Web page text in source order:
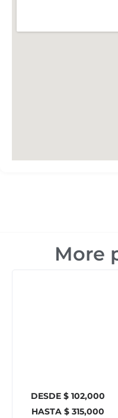
More
DESDE $ 102,000
HASTA $ 315,000